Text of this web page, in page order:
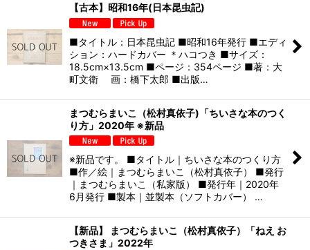
【古本】昭和16年(日本昆虫記)
■タイトル：日本昆虫記 ■昭和16年発行 ■エディ
ション：ハードカバー ＊ハコつき ■サイズ：
18.5cm×13.5cm ■ページ：354ページ ■著：大
町文衛 画：橋下太郎 ■出版…
まつむらまいこ（松村真依子)「ちいさな本のつく
り方」2020年 ※新品
※新品です。 ■タイトル｜ちいさな本のつくり方
■作／絵｜まつむらまいこ（松村真依子） ■発行
｜まつむらまいこ（私家版） ■発行年｜2020年
6月発行 ■製本｜並製本（ソフトカバー） …
【新品】 まつむらまいこ（松村真依子）「ねえ お
つきさま」2022年